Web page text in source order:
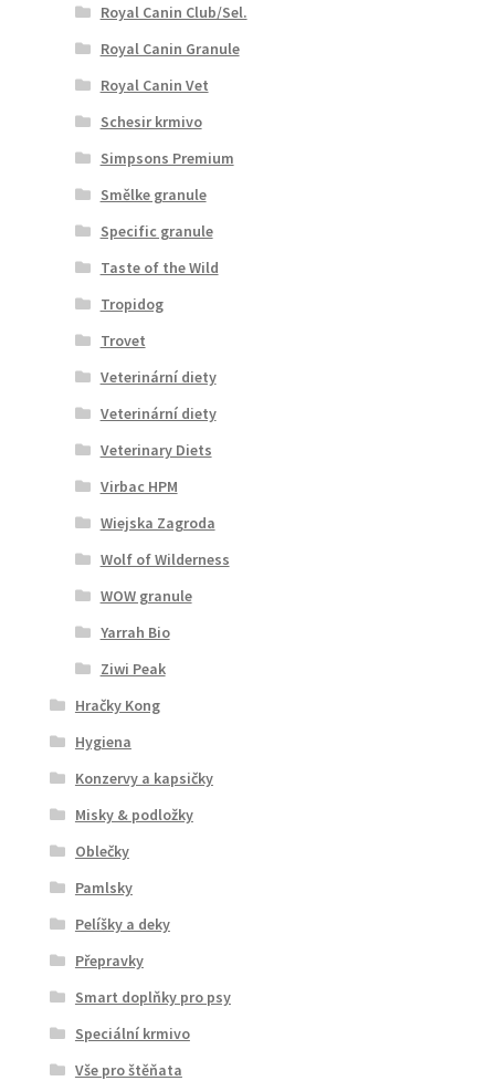
Royal Canin Club/Sel.
Royal Canin Granule
Royal Canin Vet
Schesir krmivo
Simpsons Premium
Smělke granule
Specific granule
Taste of the Wild
Tropidog
Trovet
Veterinární diety
Veterinární diety
Veterinary Diets
Virbac HPM
Wiejska Zagroda
Wolf of Wilderness
WOW granule
Yarrah Bio
Ziwi Peak
Hračky Kong
Hygiena
Konzervy a kapsičky
Misky & podložky
Oblečky
Pamlsky
Pelíšky a deky
Přepravky
Smart doplňky pro psy
Speciální krmivo
Vše pro štěňata